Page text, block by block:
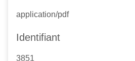
application/pdf
Identifiant
3851